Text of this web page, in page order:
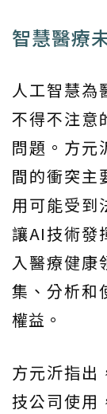
智慧醫療
人工智慧為
不得不注意
問題。方元
間的衝突主
用可能受到
讓AI技術發
入醫療健康
集、分析和
權益。
方元沂指出
技公司使用